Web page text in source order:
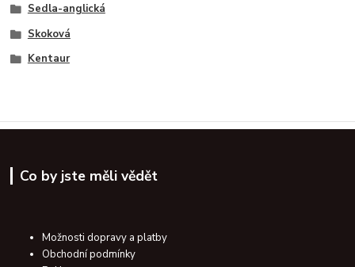
Sedla-anglická
Skoková
Kentaur
Co by jste měli vědět
Možnosti dopravy a platby
Obchodní podmínky